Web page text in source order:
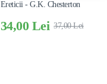
Ereticii - G.K. Chesterton
34,00 Lei 37,00 Lei